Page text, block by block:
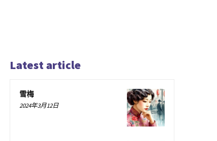
Latest article
雪梅
2024年3月12日